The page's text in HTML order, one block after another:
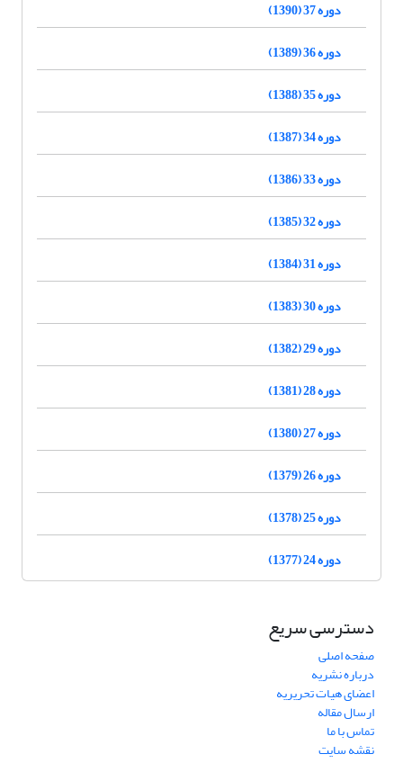
دوره 37 (1390)
دوره 36 (1389)
دوره 35 (1388)
دوره 34 (1387)
دوره 33 (1386)
دوره 32 (1385)
دوره 31 (1384)
دوره 30 (1383)
دوره 29 (1382)
دوره 28 (1381)
دوره 27 (1380)
دوره 26 (1379)
دوره 25 (1378)
دوره 24 (1377)
دسترسی سریع
صفحه اصلی
درباره نشریه
اعضای هیات تحریریه
ارسال مقاله
تماس با ما
نقشه سایت